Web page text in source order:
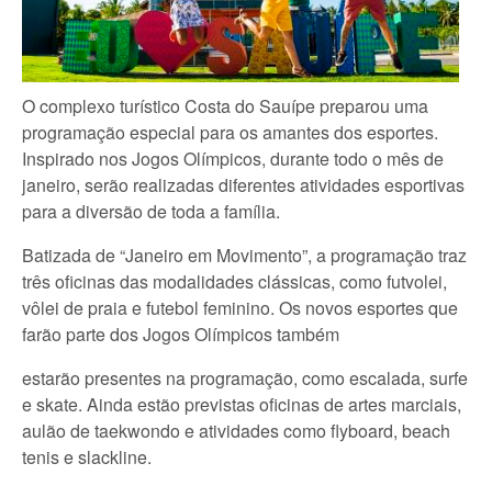
O complexo turístico Costa do Sauípe preparou uma
programação especial para os amantes dos esportes.
Inspirado nos Jogos Olímpicos, durante todo o mês de
janeiro, serão realizadas diferentes atividades esportivas
para a diversão de toda a família.
Batizada de “Janeiro em Movimento”, a programação traz
três oficinas das modalidades clássicas, como futvolei,
vôlei de praia e futebol feminino. Os novos esportes que
farão parte dos Jogos Olímpicos também
estarão presentes na programação, como escalada, surfe
e skate. Ainda estão previstas oficinas de artes marciais,
aulão de taekwondo e atividades como flyboard, beach
tenis e slackline.